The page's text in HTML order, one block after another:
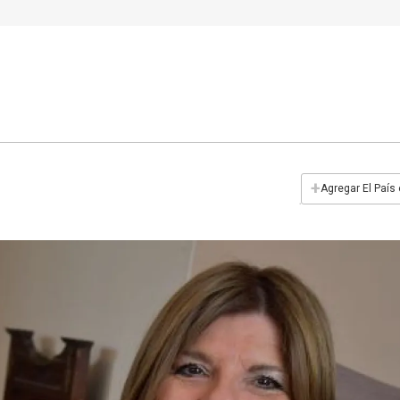
+Agregar El País